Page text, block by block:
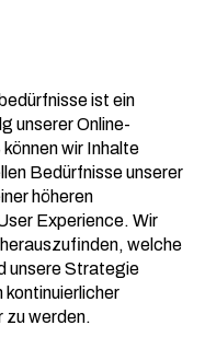
ist ein
unserer Online-
wir Inhalte
Bedürfnisse unserer
höheren
Experience. Wir
welche
unsere Strategie
kontinuierlicher
zu werden.